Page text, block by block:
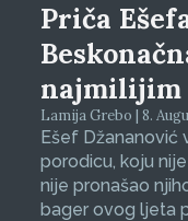
Priča
najmilijim
Lamija Grebo | 8.
Ešef Džananović
porodicu, koju
nije pronašao
bager ovog ljeta